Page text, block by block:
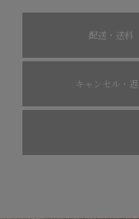
配送・送料
キャンセル・